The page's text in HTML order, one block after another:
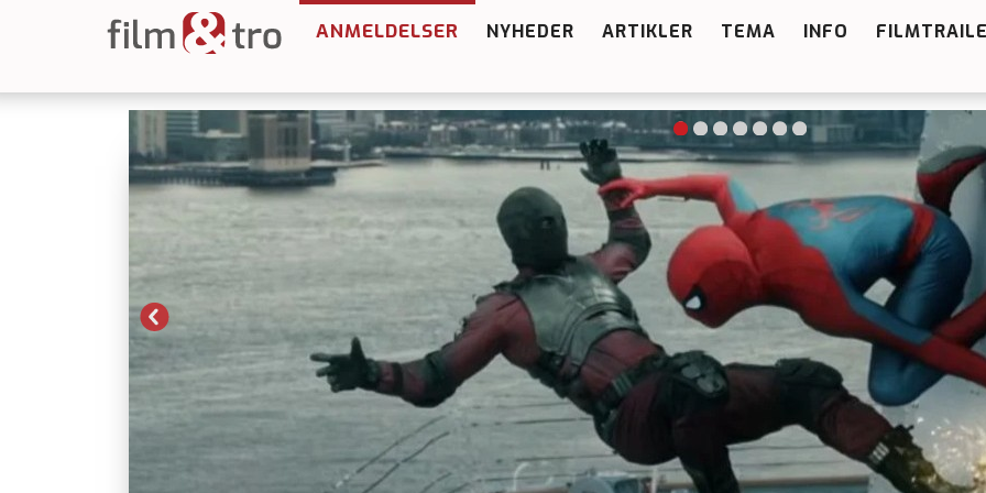
ANMELDELSER NYHEDER ARTIKLER TEMA INFO